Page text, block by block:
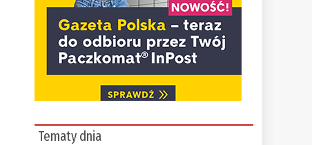
Tematy dnia